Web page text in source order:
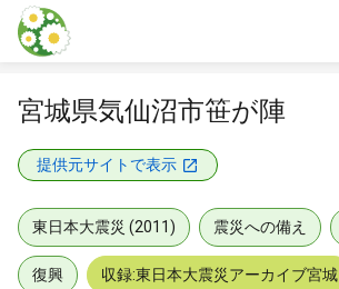
本文に飛ぶ
宮城県気仙沼市笹が陣
提供元サイトで表示
東日本大震災 (2011) 震災への備え
復興 収録:東日本大震災アーカイブ宮城